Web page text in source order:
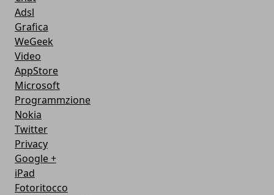
Adsl
Grafica
WeGeek
Video
AppStore
Microsoft
Programmzione
Nokia
Twitter
Privacy
Google +
iPad
Fotoritocco